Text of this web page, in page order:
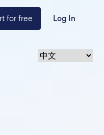
for free Log In